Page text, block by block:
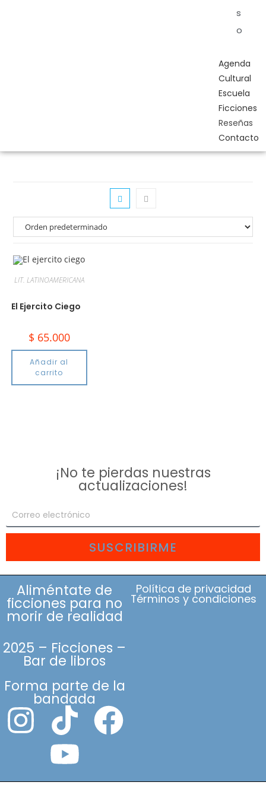
s
o
Agenda
Cultural
Escuela
Ficciones
Reseñas
Contacto
LIT. LATINOAMERICANA
El Ejercito Ciego
$ 65.000
Añadir al
carrito
¡No te pierdas nuestras
actualizaciones!
SUSCRIBIRME
Aliméntate de
ficciones para no
morir de realidad
2025 – Ficciones –
Bar de libros
Forma parte de la
bandada
Política de privacidad
Términos y condiciones